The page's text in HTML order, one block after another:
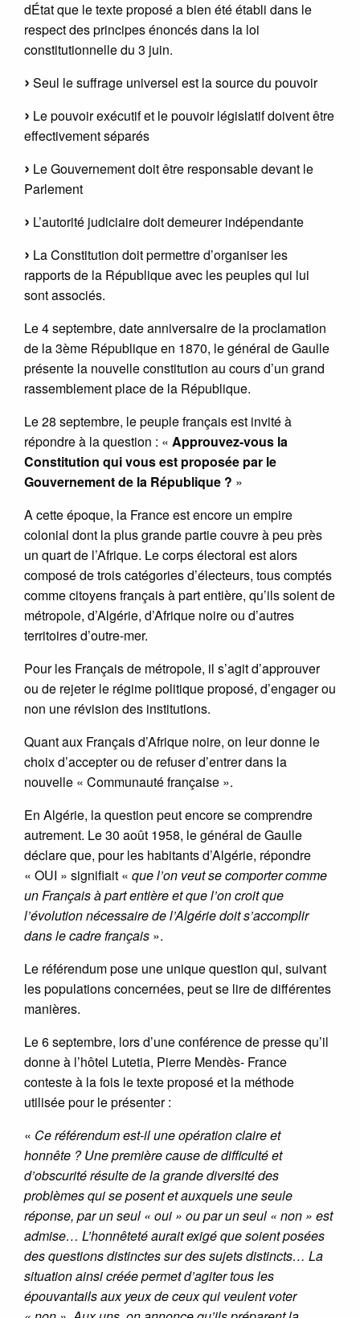
dÉtat que le texte proposé a bien été établi dans le
respect des principes énoncés dans la loi
constitutionnelle du 3 juin.
Seul le suffrage universel est la source du pouvoir
Le pouvoir exécutif et le pouvoir législatif doivent être
effectivement séparés
Le Gouvernement doit être responsable devant le
Parlement
L’autorité judiciaire doit demeurer indépendante
La Constitution doit permettre d’organiser les
rapports de la République avec les peuples qui lui
sont associés.
Le 4 septembre, date anniversaire de la proclamation
de la 3ème République en 1870, le général de Gaulle
présente la nouvelle constitution au cours d’un grand
rassemblement place de la République.
Le 28 septembre, le peuple français est invité à
répondre à la question : « Approuvez-vous la
Constitution qui vous est proposée par le
Gouvernement de la République ? »
A cette époque, la France est encore un empire
colonial dont la plus grande partie couvre à peu près
un quart de l’Afrique. Le corps électoral est alors
composé de trois catégories d’électeurs, tous comptés
comme citoyens français à part entière, qu’ils soient de
métropole, d’Algérie, d’Afrique noire ou d’autres
territoires d’outre-mer.
Pour les Français de métropole, il s’agit d’approuver
ou de rejeter le régime politique proposé, d’engager ou
non une révision des institutions.
Quant aux Français d’Afrique noire, on leur donne le
choix d’accepter ou de refuser d’entrer dans la
nouvelle « Communauté française ».
En Algérie, la question peut encore se comprendre
autrement. Le 30 août 1958, le général de Gaulle
déclare que, pour les habitants d’Algérie, répondre
« OUI » signifiait « que l’on veut se comporter comme
un Français à part entière et que l’on croit que
l’évolution nécessaire de l’Algérie doit s’accomplir
dans le cadre français ».
Le référendum pose une unique question qui, suivant
les populations concernées, peut se lire de différentes
manières.
Le 6 septembre, lors d’une conférence de presse qu’il
donne à l’hôtel Lutetia, Pierre Mendès- France
conteste à la fois le texte proposé et la méthode
utilisée pour le présenter :
« Ce référendum est-il une opération claire et
honnête ? Une première cause de difficulté et
d’obscurité résulte de la grande diversité des
problèmes qui se posent et auxquels une seule
réponse, par un seul « oui » ou par un seul « non » est
admise… L’honnêteté aurait exigé que soient posées
des questions distinctes sur des sujets distincts… La
situation ainsi créée permet d’agiter tous les
épouvantails aux yeux de ceux qui veulent voter